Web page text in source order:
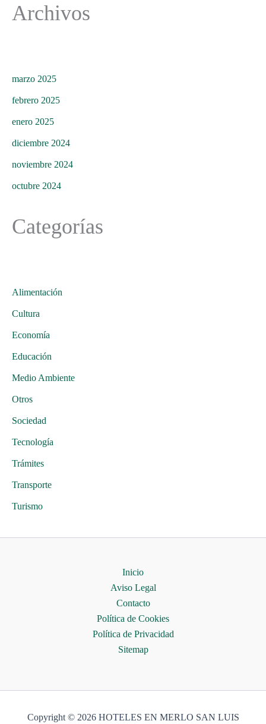
Archivos
marzo 2025
febrero 2025
enero 2025
diciembre 2024
noviembre 2024
octubre 2024
Categorías
Alimentación
Cultura
Economía
Educación
Medio Ambiente
Otros
Sociedad
Tecnología
Trámites
Transporte
Turismo
Inicio
Aviso Legal
Contacto
Política de Cookies
Política de Privacidad
Sitemap
Copyright © 2026 HOTELES EN MERLO SAN LUIS